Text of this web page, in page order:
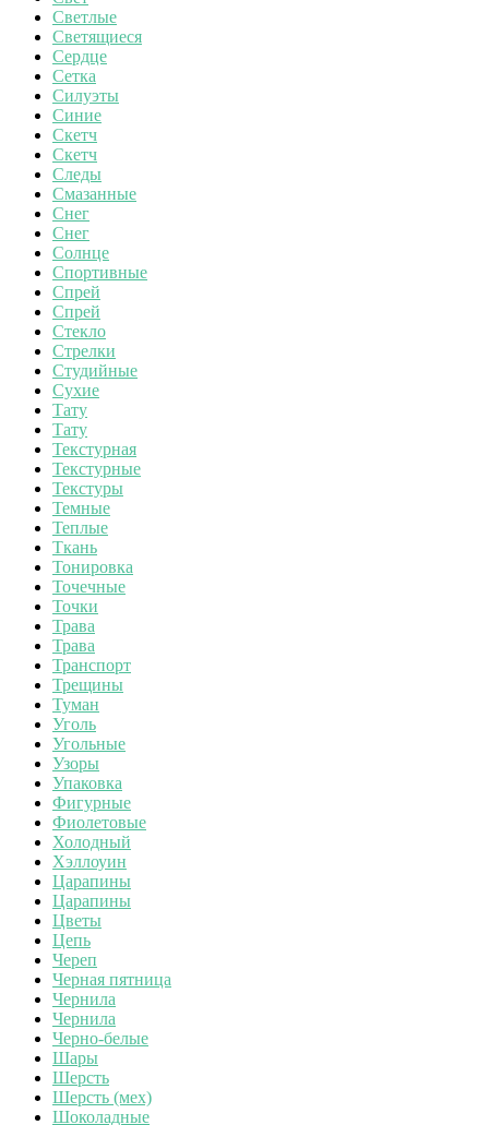
Светлые
Светящиеся
Сердце
Сетка
Силуэты
Синие
Скетч
Скетч
Следы
Смазанные
Снег
Снег
Солнце
Спортивные
Спрей
Спрей
Стекло
Стрелки
Студийные
Сухие
Тату
Тату
Текстурная
Текстурные
Текстуры
Темные
Теплые
Ткань
Тонировка
Точечные
Точки
Трава
Трава
Транспорт
Трещины
Туман
Уголь
Угольные
Узоры
Упаковка
Фигурные
Фиолетовые
Холодный
Хэллоуин
Царапины
Царапины
Цветы
Цепь
Череп
Черная пятница
Чернила
Чернила
Черно-белые
Шары
Шерсть
Шерсть (мех)
Шоколадные